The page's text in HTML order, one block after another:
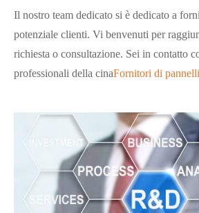
Il nostro team dedicato si è dedicato a
potenziale clienti. Vi benvenuti per
richiesta o consultazione. Sei in contatto
professionali della cinaFornitori di